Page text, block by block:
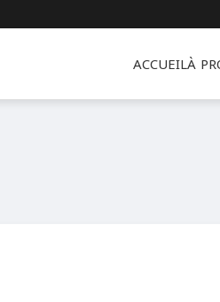
ACCUEILÀ